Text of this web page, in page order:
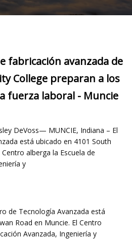
fabricación avanzada de
College preparan a los
fuerza laboral - Muncie
DeVoss— MUNCIE, Indiana – El
está ubicado en 4101 South
alberga la Escuela de
y
de Tecnología Avanzada está
Road en Muncie. El Centro
Avanzada, Ingeniería y